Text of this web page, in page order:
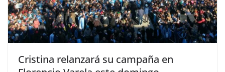
Cristina relanzará su campaña en